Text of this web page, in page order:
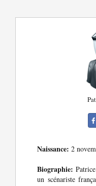
Naissance: 2
Biographie:
un scénariste